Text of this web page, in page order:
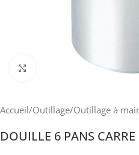
Cliquez pour agrandir
Accueil/Outillage/Outillage à
DOUILLE 6 PANS